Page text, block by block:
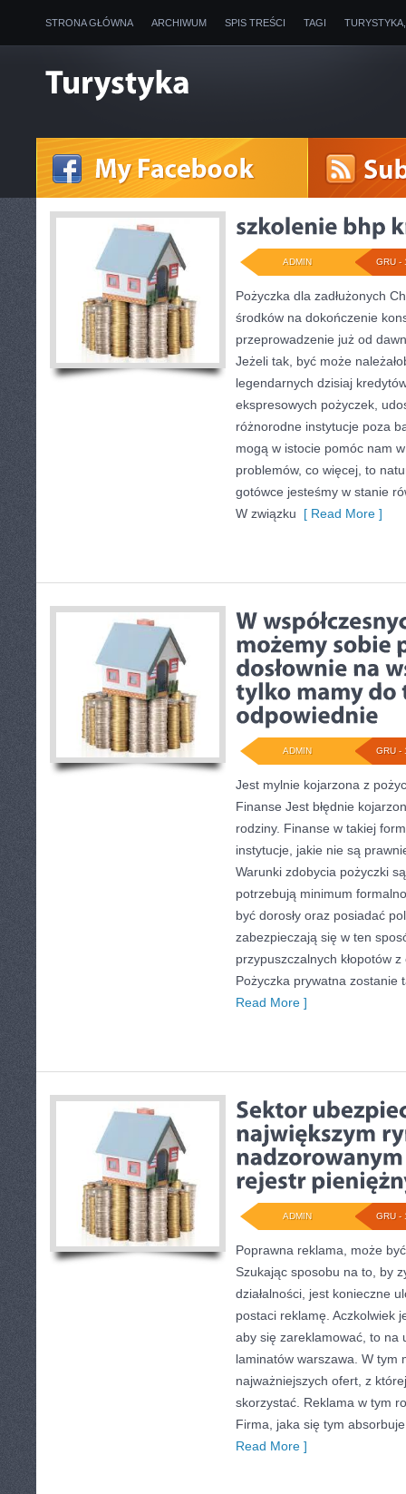
STRONA GŁÓWNA ARCHIWUM SPIS TREŚCI TAGI
GRU -
ADMIN
Pożyczka dla zadłużonych
środków na dokończenie
przeprowadzenie już od
Jeżeli tak, być może
legendarnych dzisiaj
ekspresowych pożyczek,
różnorodne instytucje poza
mogą w istocie pomóc nam
problemów, co więcej, to
gotówce jesteśmy w stanie
W związku [ Read More ]
GRU -
ADMIN
Jest mylnie kojarzona z
Finanse Jest błędnie
rodziny. Finanse w takiej
instytucje, jakie nie są
Warunki zdobycia pożyczki
potrzebują minimum
być dorosły oraz posiadać
zabezpieczają się w ten
przypuszczalnych kłopotów
Pożyczka prywatna zostanie
Read More ]
GRU -
ADMIN
Poprawna reklama, może
Szukając sposobu na to, by
działalności, jest konieczne
postaci reklamę. Aczkolwiek
aby się zareklamować, to na
laminatów warszawa. W tym
najważniejszych ofert, z
skorzystać. Reklama w tym
Firma, jaka się tym
Read More ]